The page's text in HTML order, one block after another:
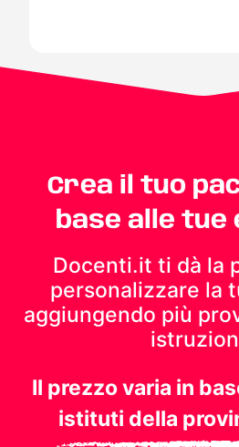
Crea il tuo
base alle tue
Docenti.it ti dà la
personalizzare la
aggiungendo più
Il prezzo varia in
istituti della